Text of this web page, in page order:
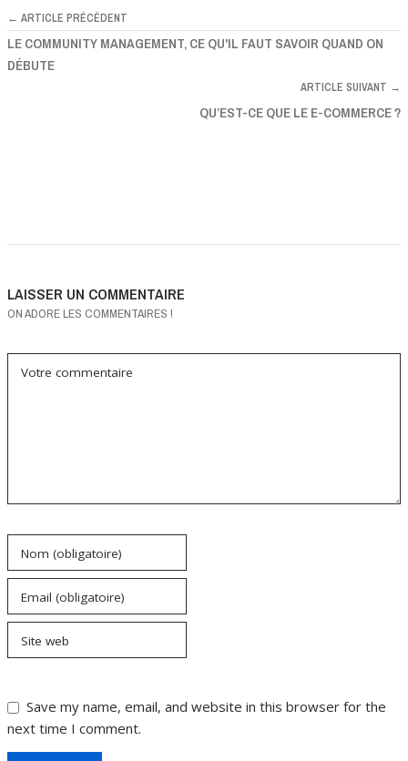
← ARTICLE PRÉCÉDENT
LE COMMUNITY MANAGEMENT, CE QU'IL FAUT SAVOIR QUAND ON
DÉBUTE
ARTICLE SUIVANT →
QU’EST-CE QUE LE E-COMMERCE ?
LAISSER UN COMMENTAIRE
ON ADORE LES COMMENTAIRES !
Votre commentaire
Nom (obligatoire)
Email (obligatoire)
Site web
Save my name, email, and website in this browser for the
next time I comment.